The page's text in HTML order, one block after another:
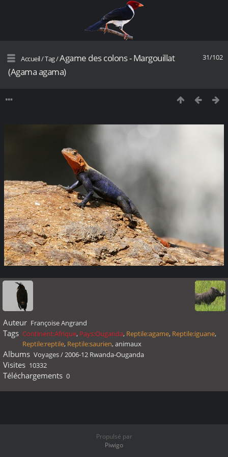
31/102
Accueil/Tag/Agame des colons - Margouillat
(Agama agama)
Auteur Françoise Angrand
Tags Continent:Afrique, Pays:Ouganda, Reptile:agame, Reptile:iguane,
Reptile:reptile, Reptile:saurien,animaux
Albums Voyages/2006-12 Rwanda-Ouganda
Visites 10332
Téléchargements 0
Propulsé par
Piwigo